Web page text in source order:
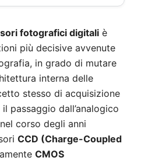
fotografici digitali è
più decisive avvenute
in grado di mutare
interna delle
stesso di acquisizione
passaggio dall’analogico
corso degli anni
CCD (Charge-Coupled
CMOS